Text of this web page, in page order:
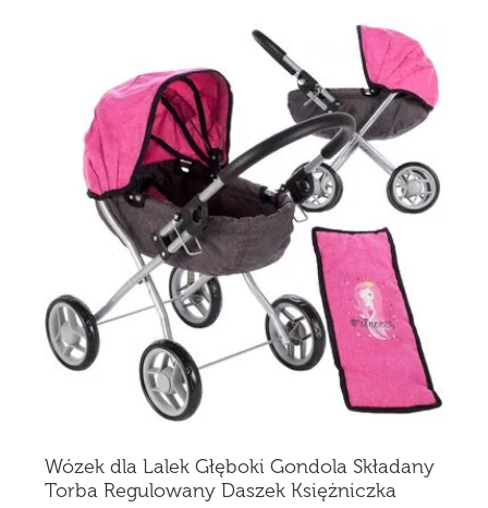
Wózek dla Lalek Głęboki Gondola Składany
Torba Regulowany Daszek Księżniczka